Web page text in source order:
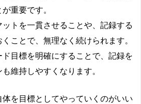
重要です。
トを一貫させることや、記録する
ことで、無理なく続けられます。
目標を明確にすることで、記録を
維持しやすくなります。
体を目標としてやっていくのがいい